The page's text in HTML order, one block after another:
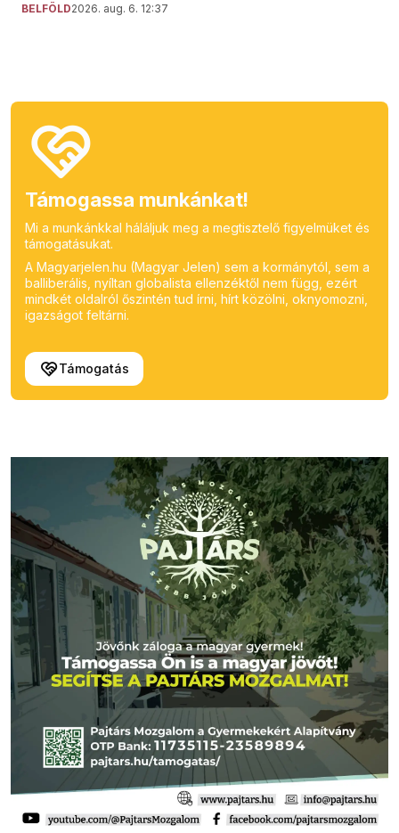
BELFÖLD2026. aug. 6. 12:37
Támogassa munkánkat!
Mi a munkánkkal háláljuk meg a megtisztelő figyelmüket és
támogatásukat.
A Magyarjelen.hu (Magyar Jelen) sem a kormánytól, sem a
balliberális, nyíltan globalista ellenzéktől nem függ, ezért
mindkét oldalról őszintén tud írni, hírt közölni, oknyomozni,
igazságot feltárni.
Támogatás